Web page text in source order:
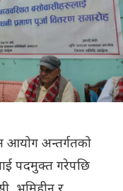
आयोग अन्तर्गतको
पदमुक्त गरेपछि